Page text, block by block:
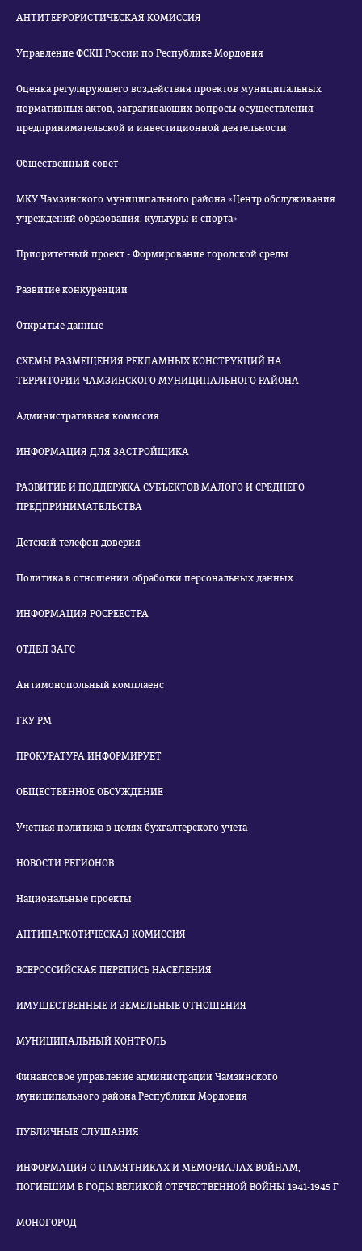
АНТИТЕРРОРИСТИЧЕСКАЯ КОМИССИЯ
Управление ФСКН России по Республике Мордовия
Оценка регулирующего воздействия проектов муниципальных
нормативных актов, затрагивающих вопросы осуществления
предпринимательской и инвестиционной деятельности
Общественный совет
МКУ Чамзинского муниципального района «Центр обслуживания
учреждений образования, культуры и спорта»
Приоритетный проект - Формирование городской среды
Развитие конкуренции
Открытые данные
СХЕМЫ РАЗМЕЩЕНИЯ РЕКЛАМНЫХ КОНСТРУКЦИЙ НА
ТЕРРИТОРИИ ЧАМЗИНСКОГО МУНИЦИПАЛЬНОГО РАЙОНА
Административная комиссия
ИНФОРМАЦИЯ ДЛЯ ЗАСТРОЙЩИКА
РАЗВИТИЕ И ПОДДЕРЖКА СУБЪЕКТОВ МАЛОГО И СРЕДНЕГО
ПРЕДПРИНИМАТЕЛЬСТВА
Детский телефон доверия
Политика в отношении обработки персональных данных
ИНФОРМАЦИЯ РОСРЕЕСТРА
ОТДЕЛ ЗАГС
Антимонопольный комплаенс
ГКУ РМ
ПРОКУРАТУРА ИНФОРМИРУЕТ
ОБЩЕСТВЕННОЕ ОБСУЖДЕНИЕ
Учетная политика в целях бухгалтерского учета
НОВОСТИ РЕГИОНОВ
Национальные проекты
АНТИНАРКОТИЧЕСКАЯ КОМИССИЯ
ВСЕРОССИЙСКАЯ ПЕРЕПИСЬ НАСЕЛЕНИЯ
ИМУЩЕСТВЕННЫЕ И ЗЕМЕЛЬНЫЕ ОТНОШЕНИЯ
МУНИЦИПАЛЬНЫЙ КОНТРОЛЬ
Финансовое управление администрации Чамзинского
муниципального района Республики Мордовия
ПУБЛИЧНЫЕ СЛУШАНИЯ
ИНФОРМАЦИЯ О ПАМЯТНИКАХ И МЕМОРИАЛАХ ВОЙНАМ,
ПОГИБШИМ В ГОДЫ ВЕЛИКОЙ ОТЕЧЕСТВЕННОЙ ВОЙНЫ 1941-1945 Г
МОНОГОРОД